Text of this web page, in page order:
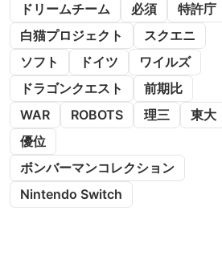
ドリームチーム
必須
特許庁
白猫プロジェクト
スクエニ
ソフト
ドイツ
ワイルズ
ドラゴンクエスト
前期比
WAR
ROBOTS 理三
東大
優位
ボンバーマンコレクション
Nintendo Switch